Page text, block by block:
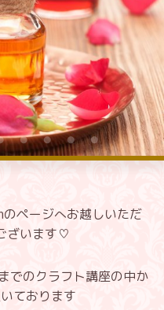
のページへお越しいただ
ざいます♡
でのクラフト講座の中か
ております